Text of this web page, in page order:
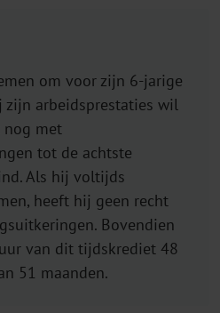
om voor zijn 6-jarige
zijn arbeidsprestaties wil
nog met
tot de achtste
Als hij voltijds
heeft hij geen recht
Bovendien
van dit tijdskrediet 48
51 maanden.